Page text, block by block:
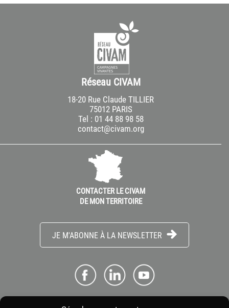
Réseau CIVAM
18-20 Rue Claude TILLIER
75012 PARIS
Tel : 01 44 88 98 58
contact@civam.org
CONTACTER LE CIVAM
DE MON TERRITOIRE
JE M'ABONNE À LA NEWSLETTER